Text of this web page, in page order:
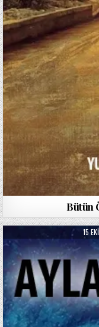
Bütün
DATE:
15